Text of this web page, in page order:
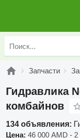
Запчасти
Гидравлика
комбайнов
134 объявления:
Цена: 46 000 AMD -